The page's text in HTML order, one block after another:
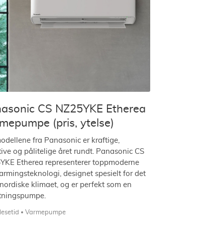
CS NZ25YKE Etherea
(pris, ytelse)
fra Panasonic er kraftige,
og pålitelige året rundt. Panasonic CS
Etherea representerer toppmoderne
designet spesielt for det
klimaet, og er perfekt som en
Varmepumpe